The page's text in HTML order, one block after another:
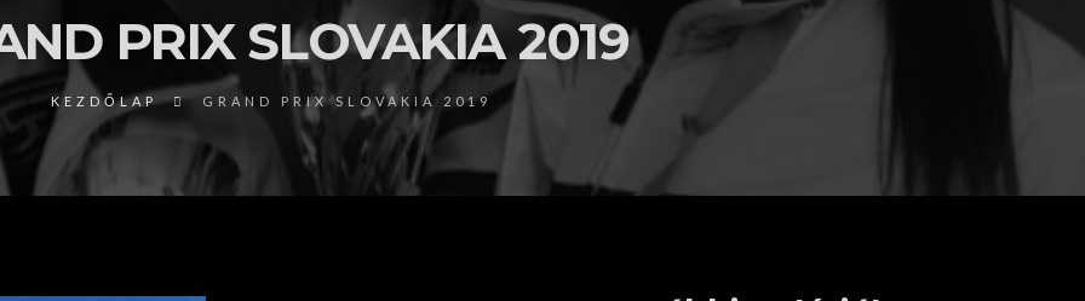
PRIX SLOVAKIA 2019
KEZDŐLAP GRAND PRIX SLOVAKIA 2019